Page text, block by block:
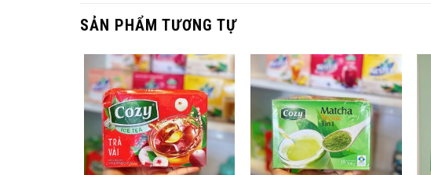
SẢN PHẨM TƯƠNG TỰ